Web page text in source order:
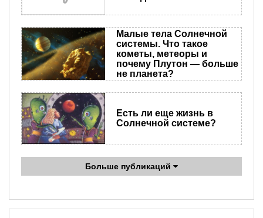
Малые тела Солнечной
системы. Что такое
кометы, метеоры и
почему Плутон — больше
не планета?
Есть ли еще жизнь в
Солнечной системе?
Больше публикаций